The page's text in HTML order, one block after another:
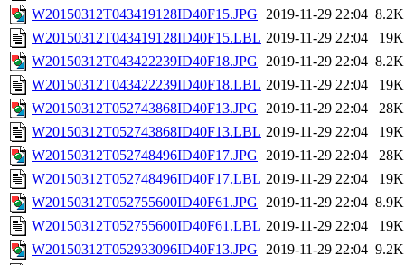
W20150312T043419128ID40F15.JPG 2019-11-29 22:04 8.2K
W20150312T043419128ID40F15.LBL 2019-11-29 22:04
19K
W20150312T043422239ID40F18.JPG 2019-11-29 22:04 8.2K
W20150312T043422239ID40F18.LBL 2019-11-29 22:04
19K
W20150312T052743868ID40F13.JPG 2019-11-29 22:04
28K
W20150312T052743868ID40F13.LBL 2019-11-29 22:04
19K
W20150312T052748496ID40F17.JPG 2019-11-29 22:04
28K
W20150312T052748496ID40F17.LBL 2019-11-29 22:04
19K
W20150312T052755600ID40F61.JPG 2019-11-29 22:04 8.9K
W20150312T052755600ID40F61.LBL 2019-11-29 22:04
19K
W20150312T052933096ID40F13.JPG 2019-11-29 22:04 9.2K